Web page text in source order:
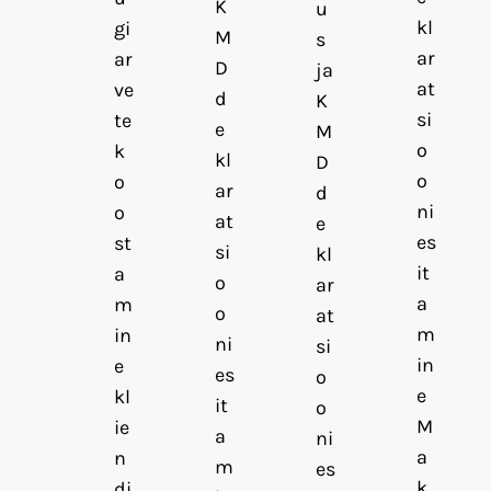
gi
ar
ve
te
k
o
o
st
a
m
in
e
kl
ie
n
K
M
D
d
e
kl
ar
at
si
o
o
ni
es
it
a
m
u
s
ja
K
M
D
d
e
kl
ar
at
si
o
o
ni
es
kl
ar
at
si
o
o
ni
es
it
a
m
in
e
M
a